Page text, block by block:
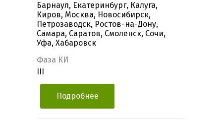
Барнаул, Екатеринбург, Калуга,
Киров, Москва, Новосибирск,
Петрозаводск, Ростов-на-Дону,
Самара, Саратов, Смоленск, Сочи,
Уфа, Хабаровск
Фаза КИ
Подробнее